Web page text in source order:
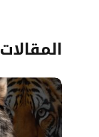
المقالات